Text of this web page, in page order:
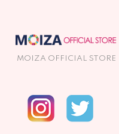
MOIZA OFFICIAL STORE